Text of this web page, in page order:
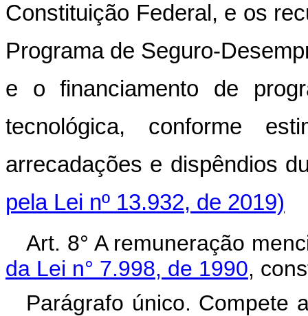
Constituição Federal, e os
Programa de Seguro-
e o financiamento de
tecnológica, conforme
arrecadações e
pela Lei nº 13.932, de 2019)
Art. 8° A remuneração
da Lei n° 7.998, de 1990,
Parágrafo único. Compete